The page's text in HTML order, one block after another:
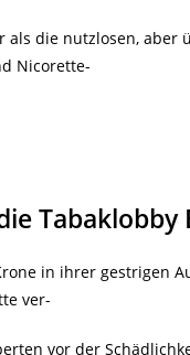
als die nutzlosen, aber
Nicorette-
Tabaklobby
in ihrer gestrigen
ver-
vor der